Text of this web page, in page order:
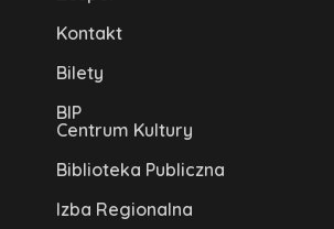
Kontakt
Bilety
BIP
Centrum Kultury
Biblioteka Publiczna
Izba Regionalna